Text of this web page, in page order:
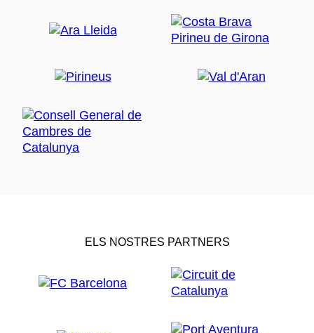
ELS NOSTRES PARTNERS